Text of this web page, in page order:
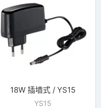
18W 插墙式 / YS15
YS15